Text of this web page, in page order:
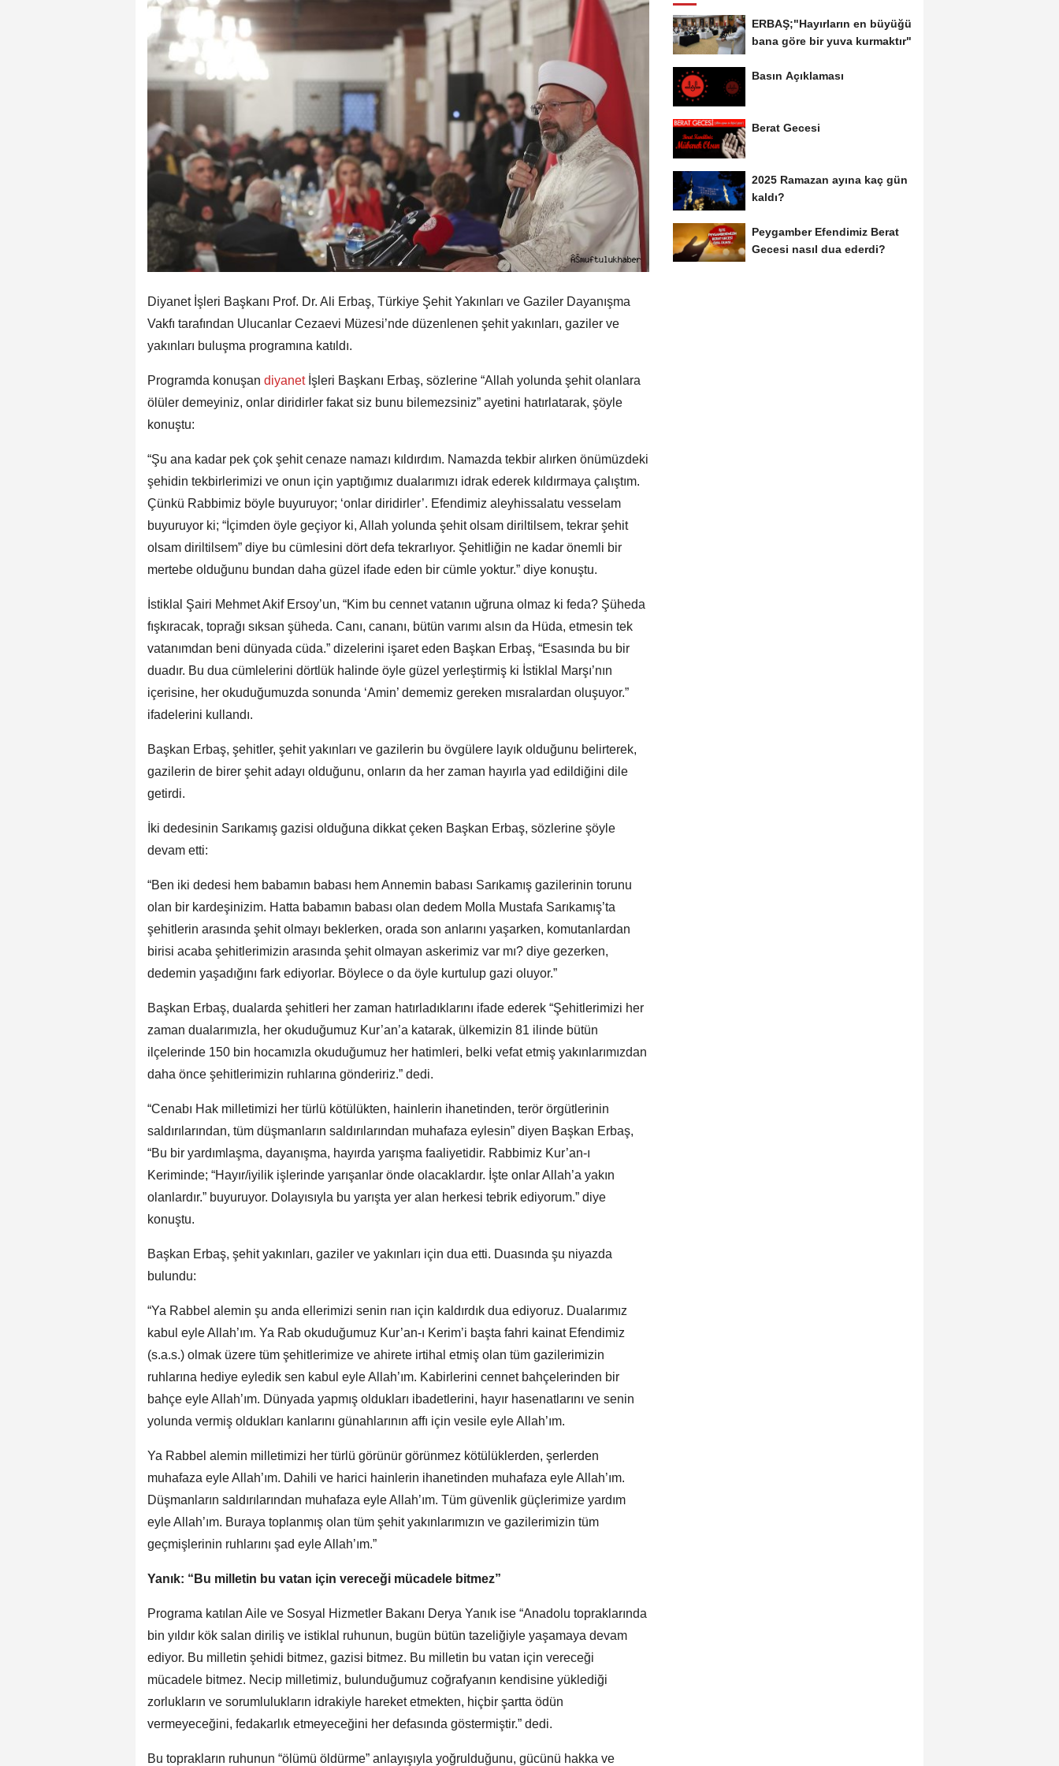
Diyanet İşleri Başkanı Prof. Dr. Ali Erbaş, Türkiye Şehit Yakınları ve Gaziler Dayanışma
Vakfı tarafından Ulucanlar Cezaevi Müzesi’nde düzenlenen şehit yakınları, gaziler ve
yakınları buluşma programına katıldı.
Programda konuşan diyanet İşleri Başkanı Erbaş, sözlerine “Allah yolunda şehit olanlara
ölüler demeyiniz, onlar diridirler fakat siz bunu bilemezsiniz” ayetini hatırlatarak, şöyle
konuştu:
“Şu ana kadar pek çok şehit cenaze namazı kıldırdım. Namazda tekbir alırken önümüzdeki
şehidin tekbirlerimizi ve onun için yaptığımız dualarımızı idrak ederek kıldırmaya çalıştım.
Çünkü Rabbimiz böyle buyuruyor; ‘onlar diridirler’. Efendimiz aleyhissalatu vesselam
buyuruyor ki; “İçimden öyle geçiyor ki, Allah yolunda şehit olsam diriltilsem, tekrar şehit
olsam diriltilsem” diye bu cümlesini dört defa tekrarlıyor. Şehitliğin ne kadar önemli bir
mertebe olduğunu bundan daha güzel ifade eden bir cümle yoktur.” diye konuştu.
İstiklal Şairi Mehmet Akif Ersoy’un, “Kim bu cennet vatanın uğruna olmaz ki feda? Şüheda
fışkıracak, toprağı sıksan şüheda. Canı, cananı, bütün varımı alsın da Hüda, etmesin tek
vatanımdan beni dünyada cüda.” dizelerini işaret eden Başkan Erbaş, “Esasında bu bir
duadır. Bu dua cümlelerini dörtlük halinde öyle güzel yerleştirmiş ki İstiklal Marşı’nın
içerisine, her okuduğumuzda sonunda ‘Amin’ dememiz gereken mısralardan oluşuyor.”
ifadelerini kullandı.
Başkan Erbaş, şehitler, şehit yakınları ve gazilerin bu övgülere layık olduğunu belirterek,
gazilerin de birer şehit adayı olduğunu, onların da her zaman hayırla yad edildiğini dile
getirdi.
İki dedesinin Sarıkamış gazisi olduğuna dikkat çeken Başkan Erbaş, sözlerine şöyle
devam etti:
“Ben iki dedesi hem babamın babası hem Annemin babası Sarıkamış gazilerinin torunu
olan bir kardeşinizim. Hatta babamın babası olan dedem Molla Mustafa Sarıkamış’ta
şehitlerin arasında şehit olmayı beklerken, orada son anlarını yaşarken, komutanlardan
birisi acaba şehitlerimizin arasında şehit olmayan askerimiz var mı? diye gezerken,
dedemin yaşadığını fark ediyorlar. Böylece o da öyle kurtulup gazi oluyor.”
Başkan Erbaş, dualarda şehitleri her zaman hatırladıklarını ifade ederek “Şehitlerimizi her
zaman dualarımızla, her okuduğumuz Kur’an’a katarak, ülkemizin 81 ilinde bütün
ilçelerinde 150 bin hocamızla okuduğumuz her hatimleri, belki vefat etmiş yakınlarımızdan
daha önce şehitlerimizin ruhlarına göndeririz.” dedi.
“Cenabı Hak milletimizi her türlü kötülükten, hainlerin ihanetinden, terör örgütlerinin
saldırılarından, tüm düşmanların saldırılarından muhafaza eylesin” diyen Başkan Erbaş,
“Bu bir yardımlaşma, dayanışma, hayırda yarışma faaliyetidir. Rabbimiz Kur’an-ı
Keriminde; “Hayır/iyilik işlerinde yarışanlar önde olacaklardır. İşte onlar Allah’a yakın
olanlardır.” buyuruyor. Dolayısıyla bu yarışta yer alan herkesi tebrik ediyorum.” diye
konuştu.
Başkan Erbaş, şehit yakınları, gaziler ve yakınları için dua etti. Duasında şu niyazda
bulundu:
“Ya Rabbel alemin şu anda ellerimizi senin rıan için kaldırdık dua ediyoruz. Dualarımız
kabul eyle Allah’ım. Ya Rab okuduğumuz Kur’an-ı Kerim’i başta fahri kainat Efendimiz
(s.a.s.) olmak üzere tüm şehitlerimize ve ahirete irtihal etmiş olan tüm gazilerimizin
ruhlarına hediye eyledik sen kabul eyle Allah’ım. Kabirlerini cennet bahçelerinden bir
bahçe eyle Allah’ım. Dünyada yapmış oldukları ibadetlerini, hayır hasenatlarını ve senin
yolunda vermiş oldukları kanlarını günahlarının affı için vesile eyle Allah’ım.
Ya Rabbel alemin milletimizi her türlü görünür görünmez kötülüklerden, şerlerden
muhafaza eyle Allah’ım. Dahili ve harici hainlerin ihanetinden muhafaza eyle Allah’ım.
Düşmanların saldırılarından muhafaza eyle Allah’ım. Tüm güvenlik güçlerimize yardım
eyle Allah’ım. Buraya toplanmış olan tüm şehit yakınlarımızın ve gazilerimizin tüm
geçmişlerinin ruhlarını şad eyle Allah’ım.”
Yanık: “Bu milletin bu vatan için vereceği mücadele bitmez”
Programa katılan Aile ve Sosyal Hizmetler Bakanı Derya Yanık ise “Anadolu topraklarında
bin yıldır kök salan diriliş ve istiklal ruhunun, bugün bütün tazeliğiyle yaşamaya devam
ediyor. Bu milletin şehidi bitmez, gazisi bitmez. Bu milletin bu vatan için vereceği
mücadele bitmez. Necip milletimiz, bulunduğumuz coğrafyanın kendisine yüklediği
zorlukların ve sorumlulukların idrakiyle hareket etmekten, hiçbir şartta ödün
vermeyeceğini, fedakarlık etmeyeceğini her defasında göstermiştir.” dedi.
Bu toprakların ruhunun “ölümü öldürme” anlayışıyla yoğrulduğunu, gücünü hakka ve
ERBAŞ;"Hayırların en büyüğü
bana göre bir yuva kurmaktır"
Basın Açıklaması
Berat Gecesi
2025 Ramazan ayına kaç gün
kaldı?
Peygamber Efendimiz Berat
Gecesi nasıl dua ederdi?